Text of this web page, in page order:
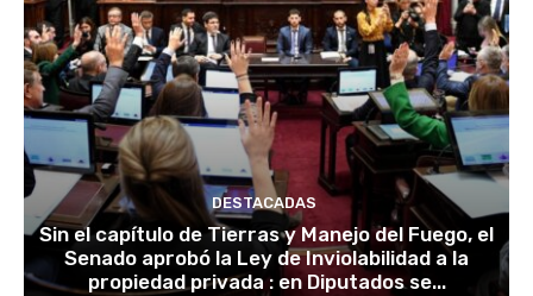
DESTACADAS
Sin el capítulo de Tierras y Manejo del Fuego, el
Senado aprobó la Ley de Inviolabilidad a la
propiedad privada : en Diputados se...